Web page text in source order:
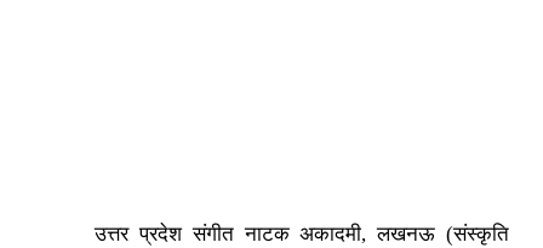
उत्तर प्रदेश संगीत नाटक अकादमी, लखनऊ (संस्कृति